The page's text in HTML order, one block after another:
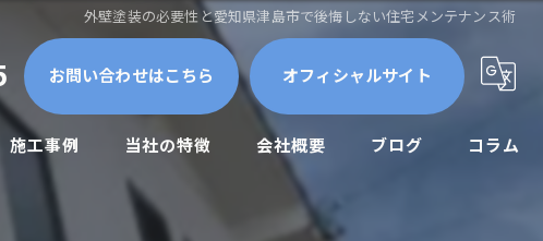
外壁塗装の必要性と愛知県津島市で後悔しない住宅メンテナンス術
お問い合わせはこちら オフィシャルサイト
施工事例 当社の特徴
屋根外壁
会社概要 ブログ コラム